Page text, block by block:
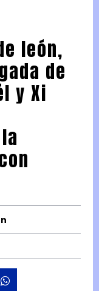
león,
de
y Xi